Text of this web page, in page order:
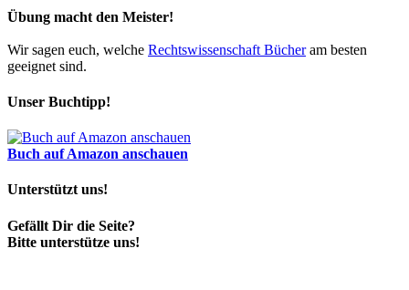
Übung macht den Meister!
Wir sagen euch, welche Rechtswissenschaft Bücheram besten
geeignet sind.
Unser Buchtipp!
Buch auf Amazon anschauen
Unterstützt uns!
Gefällt Dir die Seite?
Bitte unterstütze uns!